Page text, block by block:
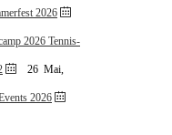
2026
Tennis-
26 Mai,
2026